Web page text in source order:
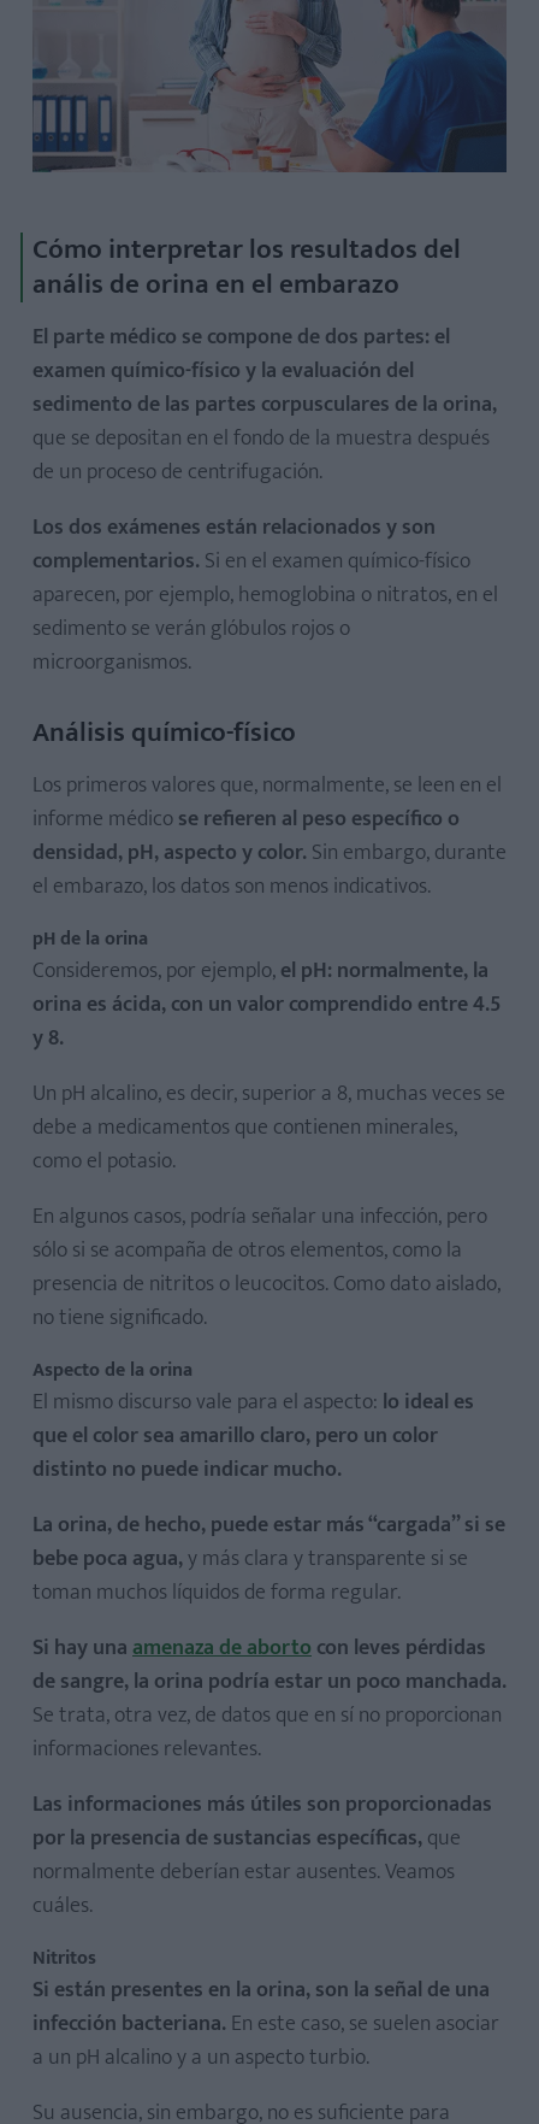
Cómo interpretar los resultados del
anális de orina en el embarazo
El parte médico se compone de dos partes: el
examen químico-físico y la evaluación del
sedimento de las partes corpusculares de la orina,
que se depositan en el fondo de la muestra después
de un proceso de centrifugación.
Los dos exámenes están relacionados y son
complementarios. Si en el examen químico-físico
aparecen, por ejemplo, hemoglobina o nitratos, en el
sedimento se verán glóbulos rojos o
microorganismos.
Análisis químico-físico
Los primeros valores que, normalmente, se leen en el
informe médicose refieren al peso específico o
densidad, pH, aspecto y color. Sin embargo, durante
el embarazo, los datos son menos indicativos.
pH de la orina
Consideremos, por ejemplo,el pH: normalmente, la
orina es ácida, con un valor comprendido entre 4.5
y 8.
Un pH alcalino, es decir, superior a 8, muchas veces se
debe a medicamentos que contienen minerales,
como el potasio.
En algunos casos, podría señalar una infección, pero
sólo si se acompaña de otros elementos, como la
presencia de nitritos o leucocitos. Como dato aislado,
no tiene significado.
Aspecto de la orina
El mismo discurso vale para el aspecto: lo ideal es
que el color sea amarillo claro, pero un color
distinto no puede indicar mucho.
La orina, de hecho, puede estar más “cargada” si se
bebe poca agua,y más clara y transparente si se
toman muchos líquidos de forma regular.
Si hay unaamenaza de abortocon leves pérdidas
de sangre, la orina podría estar un poco manchada.
Se trata, otra vez, de datos que en sí no proporcionan
informaciones relevantes.
Las informaciones más útiles son proporcionadas
por la presencia de sustancias específicas,que
normalmente deberían estar ausentes. Veamos
cuáles.
Nitritos
Si están presentes en la orina, son la señal de una
infección bacteriana. En este caso, se suelen asociar
a un pH alcalino y a un aspecto turbio.
Su ausencia, sin embargo, no es suficiente para